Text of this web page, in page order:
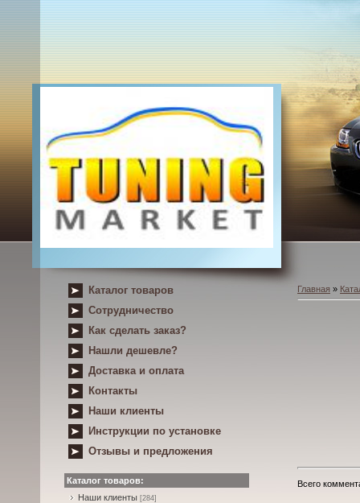
Каталог товаров
Сотрудничество
Как сделать заказ?
Нашли дешевле?
Доставка и оплата
Контакты
Наши клиенты
Инструкции по установке
Отзывы и предложения
Каталог товаров:
Наши клиенты [284]
Главная »
Всего